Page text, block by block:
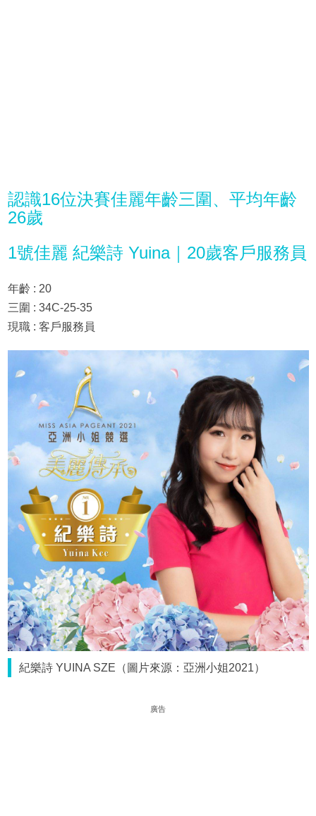
認識16位決賽佳麗年齡三圍、平均年齡
26歲
1號佳麗 紀樂詩 Yuina｜20歲客戶服務員
年齡 : 20
三圍 : 34C-25-35
現職 : 客戶服務員
紀樂詩 YUINA SZE（圖片來源：亞洲小姐2021）
廣告